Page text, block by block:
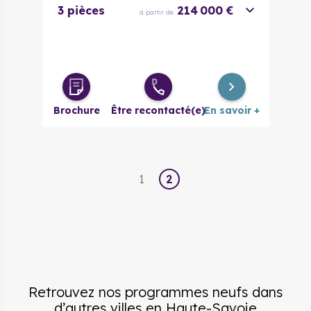
3 pièces à partir de 214 000 €
Brochure Être recontacté(e)En savoir +
1 2
Retrouvez nos programmes neufs dans